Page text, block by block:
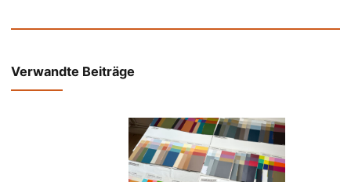
Verwandte Beiträge